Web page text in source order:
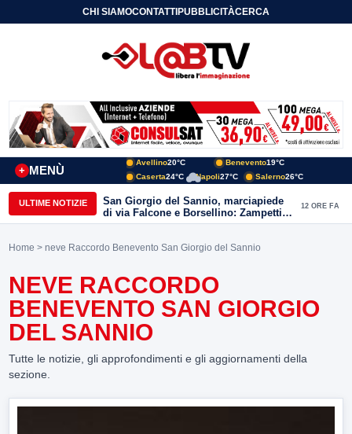
CHI SIAMOCONTATTIPUBBLICITÀCERCA
MENÙ
+
Avellino20°C Benevento19°C
Caserta24°C Napoli27°C Salerno26°C
ULTIME NOTIZIE
San Giorgio del Sannio, marciapiede
di via Falcone e Borsellino: Zampetti e
Lombardi replicano alle polemiche
12 ORE FA
Home > neve Raccordo Benevento San Giorgio del Sannio
NEVE RACCORDO
BENEVENTO SAN GIORGIO
DEL SANNIO
Tutte le notizie, gli approfondimenti e gli aggiornamenti della
sezione.